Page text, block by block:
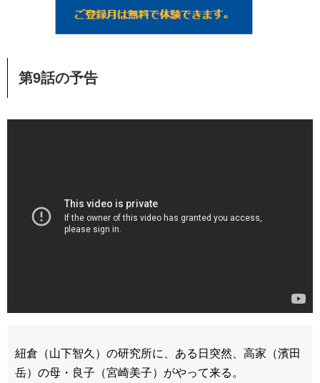
第9話の予告
紐倉（山下智久）の研究所に、ある日突然、高家（濱田
岳）の母・良子（宮崎美子）がやって来る。